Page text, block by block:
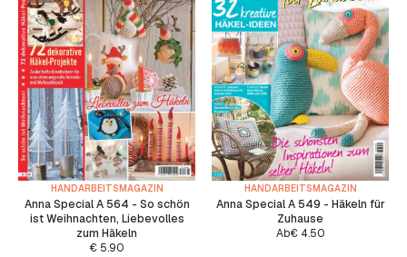
HANDARBEITSMAGAZIN
Anna Special A 564 - So schön
ist Weihnachten, Liebevolles
zum Häkeln
€ 5.90
HANDARBEITSMAGAZIN
Anna Special A 549 - Häkeln für
Zuhause
Ab€4.50